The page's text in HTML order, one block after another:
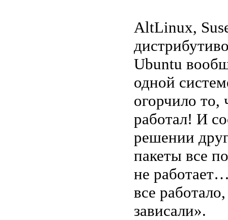
AltLinux,
Ubuntu
одной
огорчило то,
работал! И
решении
пакеты все
не
все
зависали».